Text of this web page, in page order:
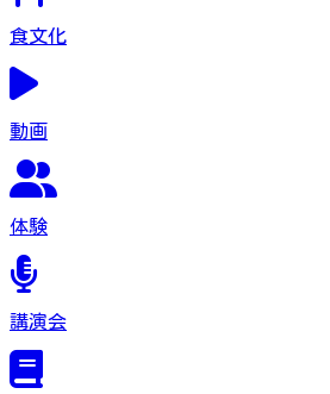
食文化
動画
体験
講演会